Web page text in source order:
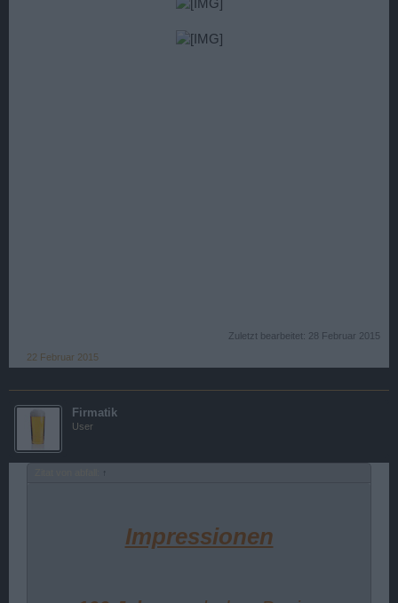
Zuletzt bearbeitet: 28 Februar 2015
22 Februar 2015
Firmatik
User
↑
Impressionen